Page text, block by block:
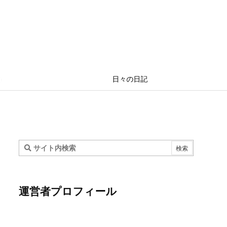
日々の日記
運営者プロフィール